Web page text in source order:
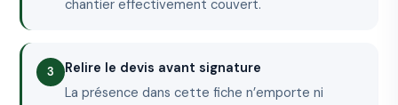
chantier effectivement couvert.
Relire le devis avant signature
La présence dans cette fiche n’emporte ni